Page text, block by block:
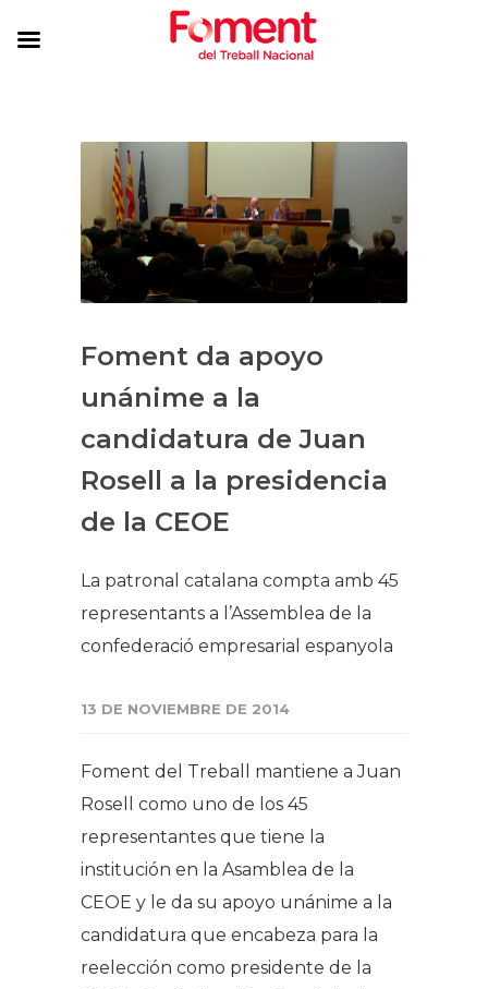
Foment da apoyo
unánime a la
candidatura de Juan
Rosell a la presidencia
de la CEOE
La patronal catalana compta amb 45
representants a l’Assemblea de la
confederació empresarial espanyola
13 DE NOVIEMBRE DE 2014
Foment del Treball mantiene a Juan
Rosell como uno de los 45
representantes que tiene la
institución en la Asamblea de la
CEOE y le da su apoyo unánime a la
candidatura que encabeza para la
reelección como presidente de la